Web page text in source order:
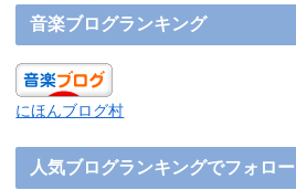
音楽ブログランキング
にほんブログ村
人気ブログランキングでフォロー